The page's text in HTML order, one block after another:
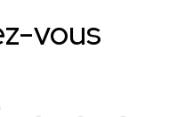
vous